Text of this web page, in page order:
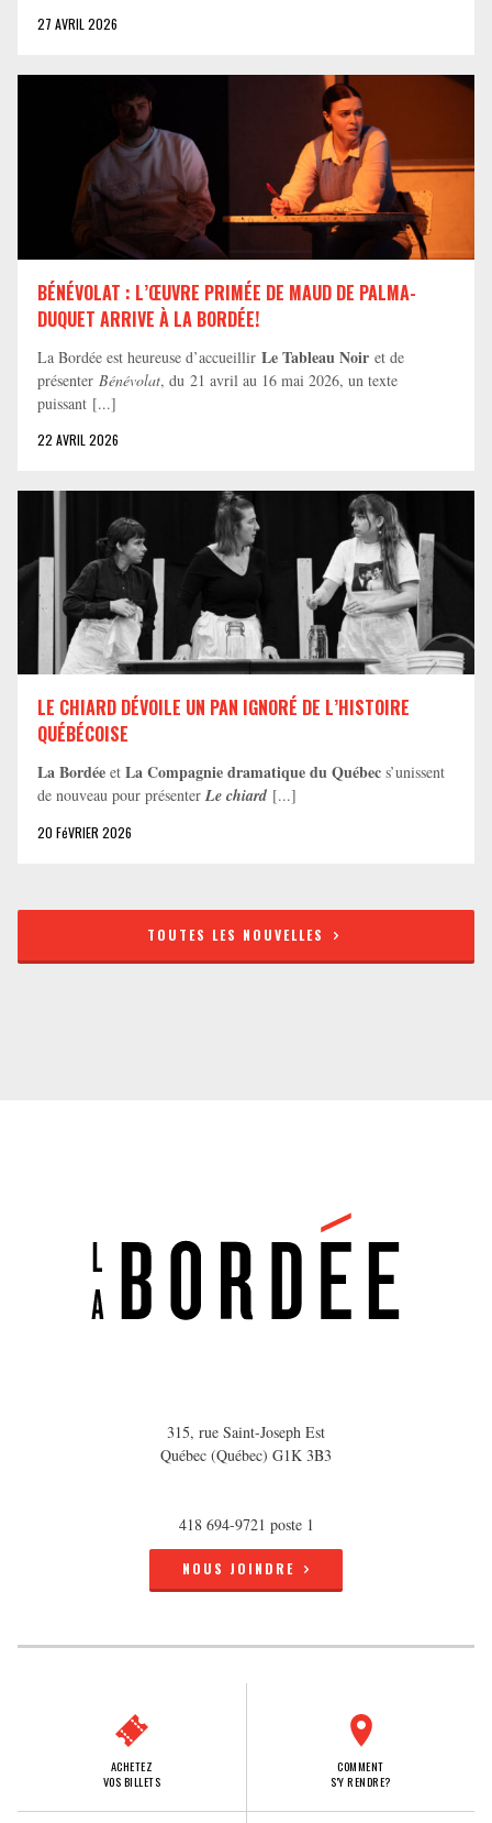
27 AVRIL 2026
BÉNÉVOLAT : L’ŒUVRE PRIMÉE DE MAUD DE PALMA-
DUQUET ARRIVE À LA BORDÉE!
La Bordée est heureuse d’accueillir Le Tableau Noir et de
présenter Bénévolat, du 21 avril au 16 mai 2026, un texte
puissant [...]
22 AVRIL 2026
LE CHIARD DÉVOILE UN PAN IGNORÉ DE L’HISTOIRE
QUÉBÉCOISE
La Bordée et La Compagnie dramatique du Québec s’unissent
de nouveau pour présenter Le chiard [...]
20 FéVRIER 2026
TOUTES LES NOUVELLES
315, rue Saint-Joseph Est
Québec (Québec) G1K 3B3
418 694-9721 poste 1
NOUS JOINDRE
ACHETEZ
VOS BILLETS
COMMENT
S'Y RENDRE?